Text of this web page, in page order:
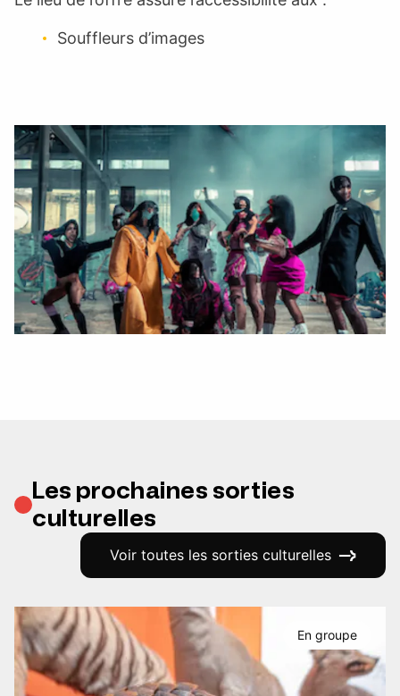
Souffleurs d’images
Les prochaines sorties
culturelles
Voir toutes les sorties culturelles
En groupe